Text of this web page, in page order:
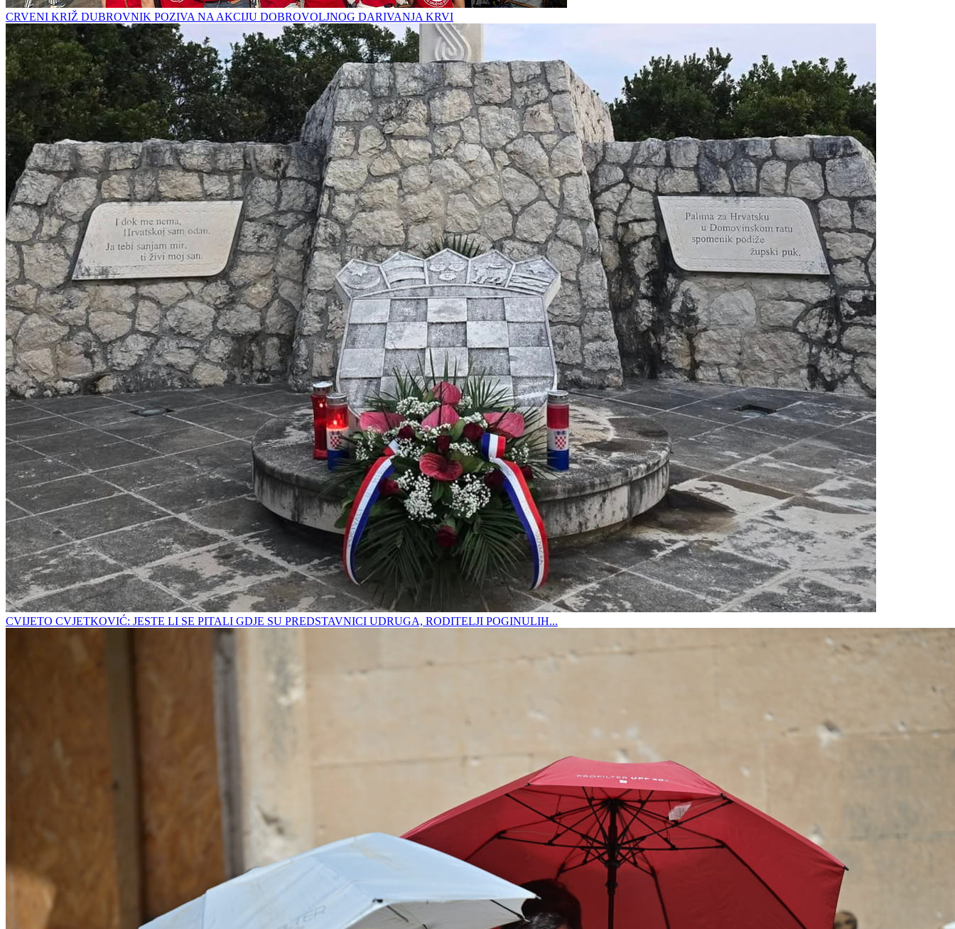
CRVENI KRIŽ DUBROVNIK POZIVA NA AKCIJU DOBROVOLJNOG DARIVANJA KRVI
CVIJETO CVJETKOVIĆ: JESTE LI SE PITALI GDJE SU PREDSTAVNICI UDRUGA, RODITELJI POGINULIH...